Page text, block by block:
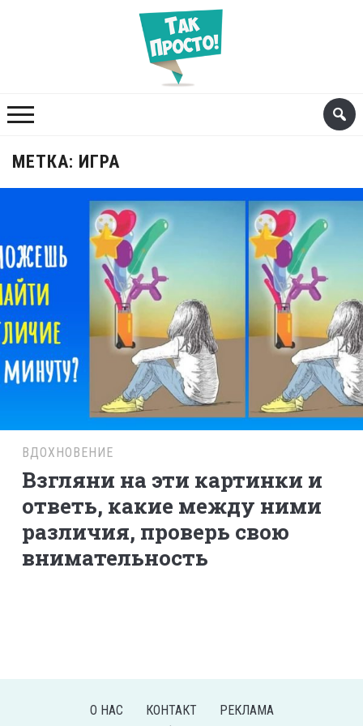
МЕТКА: ИГРА
ВДОХНОВЕНИЕ
Взгляни на эти картинки и
ответь, какие между ними
различия, проверь свою
внимательность
О НАС КОНТАКТ
РЕКЛАМА